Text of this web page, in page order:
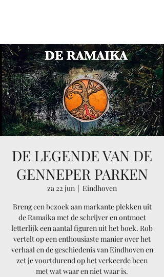
DE LEGENDE VAN DE
GENNEPER PARKEN
za 22 jun
  |
Eindhoven
Breng een bezoek aan markante plekken uit
de Ramaika met de schrijver en ontmoet
letterlijk een aantal figuren uit het boek. Rob
vertelt op een enthousiaste manier over het
verhaal en de geschiedenis van Eindhoven en
zet je voortdurend op het verkeerde been
met wat waar en niet waar is.